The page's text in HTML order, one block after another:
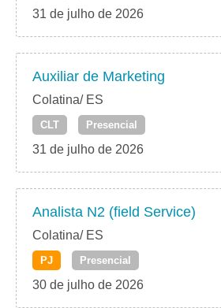
31 de julho de 2026
Auxiliar de Marketing
Colatina/ ES
CLT Presencial
31 de julho de 2026
Analista N2 (field Service)
Colatina/ ES
PJ Presencial
30 de julho de 2026